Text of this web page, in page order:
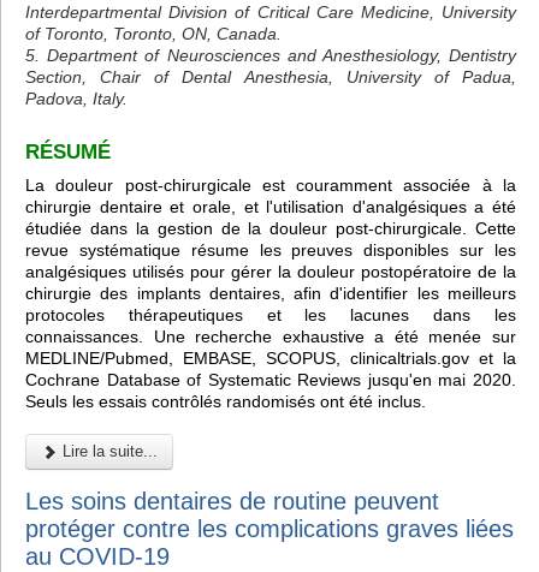
Interdepartmental Division of Critical Care Medicine, University
of Toronto, Toronto, ON, Canada.
5. Department of Neurosciences and Anesthesiology, Dentistry
Section, Chair of Dental Anesthesia, University of Padua,
Padova, Italy.
RÉSUMÉ
La douleur post-chirurgicale est couramment associée à la
chirurgie dentaire et orale, et l'utilisation d'analgésiques a été
étudiée dans la gestion de la douleur post-chirurgicale. Cette
revue systématique résume les preuves disponibles sur les
analgésiques utilisés pour gérer la douleur postopératoire de la
chirurgie des implants dentaires, afin d'identifier les meilleurs
protocoles thérapeutiques et les lacunes dans les
connaissances. Une recherche exhaustive a été menée sur
MEDLINE/Pubmed, EMBASE, SCOPUS, clinicaltrials.gov et la
Cochrane Database of Systematic Reviews jusqu'en mai 2020.
Seuls les essais contrôlés randomisés ont été inclus.
Lire la suite...
Les soins dentaires de routine peuvent
protéger contre les complications graves liées
au COVID-19